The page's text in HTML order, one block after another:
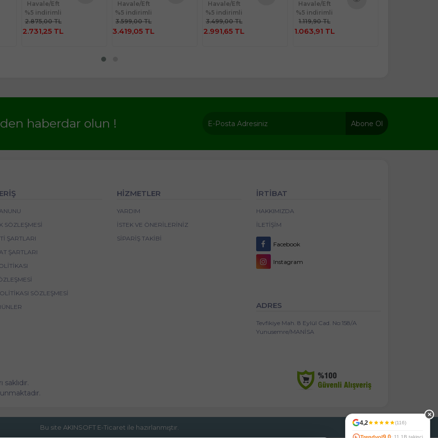
Havale/Eft
%5 indirimli
2.875,00 TL
2.731,25 TL
Havale/Eft
%5 indirimli
3.599,00 TL
3.419,05 TL
Havale/Eft
%5 indirimli
3.499,00 TL
2.991,65 TL
Havale/Eft
%5 indirimli
1.119,90 TL
1.063,91 TL
haberdar olun ! Abone Ol
SÖZLEŞMESI
ŞARTLARI
ŞARTLARI
SÖZLEŞMESI
HİZMETLER
YARDIM
İSTEK VE ÖNERILERINIZ
SIPARIŞ TAKIBI
İRTİBAT
HAKKIMIZDA
İLETIŞIM
Facebook
Instagram
ADRES
Tevfikiye Mah. 8 Eylül Cad. No:158/A
Yunusemre/MANİSA
Bu site AKINSOFT E-Ticaret ile hazırlanmıştır.
4,2 (116)
Trendyol · 11,1B takipçi
✕